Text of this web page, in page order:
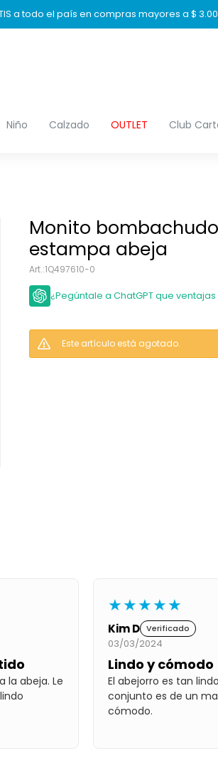
a todo el país en compras mayores a $
Niño Calzado OUTLET Club
Monito
estampa abeja
1Q497610-0
¿Pegúntale a ChatGPT que
Este artículo está agotado.
la abeja. Le
★★★★★
Kim D Verificado
03/03/2024
Lindo y cómodo
El abejorro es tan
conjunto es de un
cómodo.